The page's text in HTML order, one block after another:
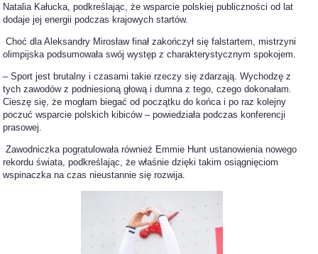
Natalia Kałucka, podkreślając, że wsparcie polskiej publiczności od lat
dodaje jej energii podczas krajowych startów.
Choć dla Aleksandry Mirosław finał zakończył się falstartem, mistrzyni
olimpijska podsumowała swój występ z charakterystycznym spokojem.
– Sport jest brutalny i czasami takie rzeczy się zdarzają. Wychodzę z
tych zawodów z podniesioną głową i dumna z tego, czego dokonałam.
Cieszę się, że mogłam biegać od początku do końca i po raz kolejny
poczuć wsparcie polskich kibiców – powiedziała podczas konferencji
prasowej.
Zawodniczka pogratulowała również Emmie Hunt ustanowienia nowego
rekordu świata, podkreślając, że właśnie dzięki takim osiągnięciom
wspinaczka na czas nieustannie się rozwija.